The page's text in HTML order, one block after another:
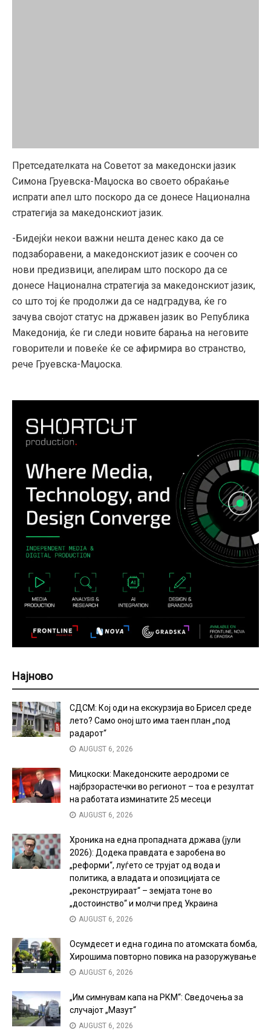
Претседателката на Советот за македонски јазик
Симона Груевска-Маџоска во своето обраќање
испрати апел што поскоро да се донесе Национална
стратегија за македонскиот јазик.
-Бидејќи некои важни нешта денес како да се
подзаборавени, а македонскиот јазик е соочен со
нови предизвици, апелирам што поскоро да се
донесе Национална стратегија за македонскиот јазик,
со што тој ќе продолжи да се надградува, ќе го
зачува својот статус на државен јазик во Република
Македонија, ќе ги следи новите барања на неговите
говорители и повеќе ќе се афирмира во странство,
рече Груевска-Маџоска.
Најново
СДСМ: Кој оди на екскурзија во Брисел среде
лето? Само оној што има таен план „под
радарот“
AUGUST 6, 2026
Мицкоски: Македонските аеродроми се
најбрзорастечки во регионот – тоа е резултат
на работата изминатите 25 месеци
AUGUST 6, 2026
Хроника на една пропадната држава (јули
2026): Додека правдата е заробена во
„реформи“, луѓето се трујат од вода и
политика, а владата и опозицијата се
„реконструираат“ – земјата тоне во
„достоинство“ и молчи пред Украина
AUGUST 6, 2026
Осумдесет и една година по атомската бомба,
Хирошима повторно повика на разоружување
AUGUST 6, 2026
„Им симнувам капа на РКМ“: Сведочења за
случајот „Мазут“
AUGUST 6, 2026